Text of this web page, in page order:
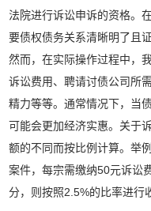
法院进行诉讼申诉的资格。
要债权债务关系清晰明了且
然而，在实际操作过程中，
诉讼费用、聘请讨债公司所
精力等等。通常情况下，当
可能会更加经济实惠。关于
额的不同而按比例计算。举
案件，每宗需缴纳50元诉讼
分，则按照2.5%的比率进行